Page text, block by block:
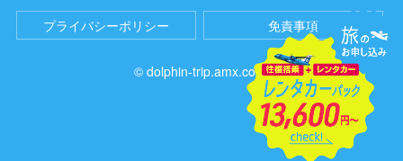
プライバシーポリシー 免責事項
© dolphin-trip.amx.co.jp